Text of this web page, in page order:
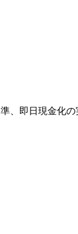
即日現金化